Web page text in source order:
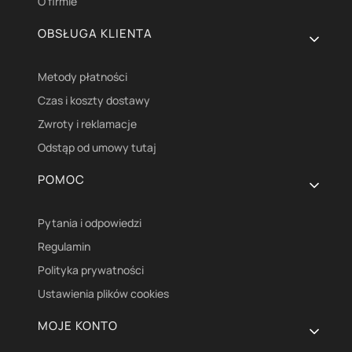
OBSŁUGA KLIENTA
Metody płatności
Czas i koszty dostawy
Zwroty i reklamacje
Odstąp od umowy tutaj
POMOC
Pytania i odpowiedzi
Regulamin
Polityka prywatności
Ustawienia plików cookies
MOJE KONTO